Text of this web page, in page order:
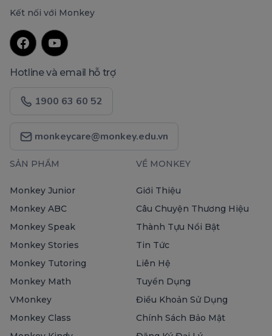
Kết nối với Monkey
Hotline và email hỗ trợ
1900 63 60 52
monkeycare@monkey.edu.vn
SẢN PHẨM
Monkey Junior
Monkey ABC
Monkey Speak
Monkey Stories
Monkey Tutoring
Monkey Math
VMonkey
Monkey Class
VỀ MONKEY
Giới Thiệu
Câu Chuyện Thương Hiệu
Thành Tựu Nổi Bật
Tin Tức
Liên Hệ
Tuyển Dụng
Điều Khoản Sử Dụng
Chính Sách Bảo Mật